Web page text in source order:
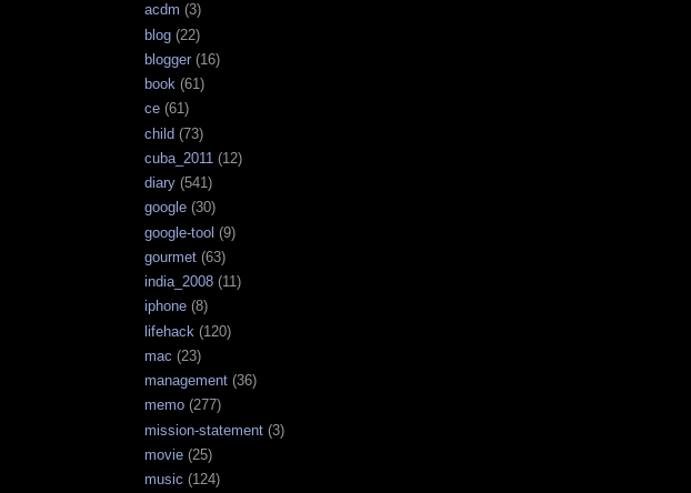
acdm (3)
blog (22)
blogger (16)
book (61)
ce (61)
child (73)
cuba_2011 (12)
diary (541)
google (30)
google-tool (9)
gourmet (63)
india_2008 (11)
iphone (8)
lifehack (120)
mac (23)
management (36)
memo (277)
mission-statement (3)
movie (25)
music (124)